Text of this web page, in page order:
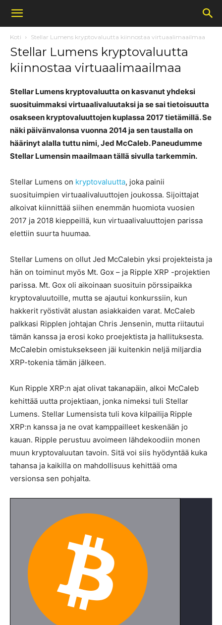
Koti Stellar Lumens kryptovaluutta kiinnostaa virtuaalimaailmaa
Stellar Lumens kryptovaluutta
kiinnostaa virtuaalimaailmaa
Stellar Lumens kryptovaluutta on kasvanut yhdeksi
suosituimmaksi virtuaalivaluutaksi ja se sai tietoisuutta
osakseen kryptovaluuttojen kuplassa 2017 tietämillä. Se
näki päivänvalonsa vuonna 2014 ja sen taustalla on
häärinyt alalla tuttu nimi, Jed McCaleb. Paneudumme
Stellar Lumensin maailmaan tällä sivulla tarkemmin.
Stellar Lumens on kryptovaluutta, joka painii
suosituimpien virtuaalivaluuttojen joukossa. Sijoittajat
alkoivat kiinnittää siihen enemmän huomiota vuosien
2017 ja 2018 kieppeillä, kun virtuaalivaluuttojen parissa
elettiin suurta huumaa.
Stellar Lumens on ollut Jed McCalebin yksi projekteista ja
hän on toiminut myös Mt. Gox – ja Ripple XRP -projektien
parissa. Mt. Gox oli aikoinaan suosituin pörssipaikka
kryptovaluutoille, mutta se ajautui konkurssiin, kun
hakkerit ryöstivät alustan asiakkaiden varat. McCaleb
palkkasi Ripplen johtajan Chris Jensenin, mutta riitautui
tämän kanssa ja erosi koko proejektista ja hallituksesta.
McCalebin omistuksekseen jäi kuitenkin neljä miljardia
XRP-tokenia tämän jälkeen.
Kun Ripple XRP:n ajat olivat takanapäin, alkoi McCaleb
kehittää uutta projektiaan, jonka nimeksi tuli Stellar
Lumens. Stellar Lumensista tuli kova kilpailija Ripple
XRP:n kanssa ja ne ovat kamppailleet keskenään jo
kauan. Ripple perustuu avoimeen lähdekoodiin monen
muun kryptovaluutan tavoin. Sitä voi siis hyödyntää kuka
tahansa ja kaikilla on mahdollisuus kehittää oma
versionsa sen pohjalta.